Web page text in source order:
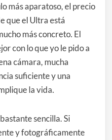
más aparatoso, el precio
que el Ultra está
más concreto. El
con lo que yo le pido a
cámara, mucha
suficiente y una
la vida.
sencilla. Si
y fotográficamente